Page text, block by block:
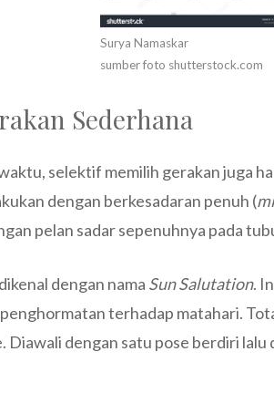
Surya Namaskar
sumber foto shutterstock.com
Sederhana
selektif memilih gerakan juga
dengan berkesadaran penuh (
pelan sadar sepenuhnya pada
dengan nama Sun Salutation.
terhadap matahari.
Diawali dengan satu pose berdiri